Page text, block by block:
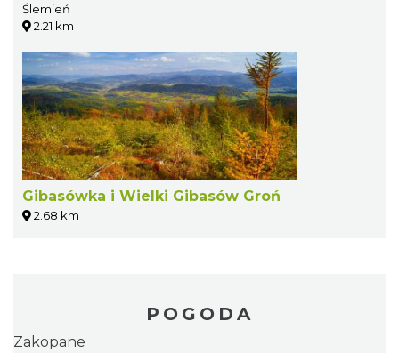
Ślemień
2.21 km
Gibasówka i Wielki Gibasów Groń
2.68 km
POGODA
Zakopane